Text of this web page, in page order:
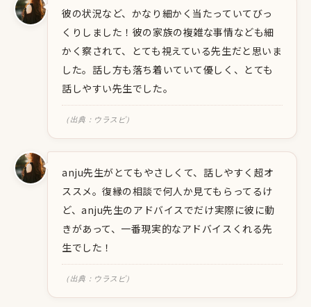
彼の状況など、かなり細かく当たっていてびっ
くりしました！彼の家族の複雑な事情なども細
かく察されて、とても視えている先生だと思いま
した。話し方も落ち着いていて優しく、とても
話しやすい先生でした。
（出典：ウラスピ）
anju先生がとてもやさしくて、話しやすく超オ
ススメ。復縁の相談で何人か見てもらってるけ
ど、anju先生のアドバイスでだけ実際に彼に動
きがあって、一番現実的なアドバイスくれる先
生でした！
（出典：ウラスピ）